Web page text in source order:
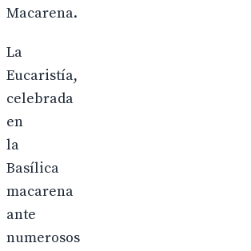
Macarena.
La
Eucaristía,
celebrada
en
la
Basílica
macarena
ante
numerosos